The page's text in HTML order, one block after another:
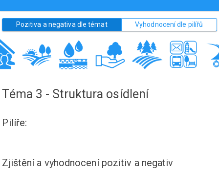
Pozitiva a negativa dle témat Vyhodnocení dle pilířů
Téma 3 - Struktura osídlení
Pilíře:
Zjištění a vyhodnocení pozitiv a negativ